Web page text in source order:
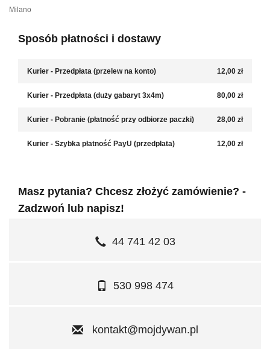
Milano
Sposób płatności i dostawy
Kurier - Przedpłata (przelew na konto) 12,00 zł
Kurier - Przedpłata (duży gabaryt 3x4m) 80,00 zł
Kurier - Pobranie (płatność przy odbiorze paczki) 28,00 zł
Kurier - Szybka płatność PayU (przedpłata) 12,00 zł
Masz pytania? Chcesz złożyć zamówienie? -
Zadzwoń lub napisz!
44 741 42 03
530 998 474
kontakt@mojdywan.pl